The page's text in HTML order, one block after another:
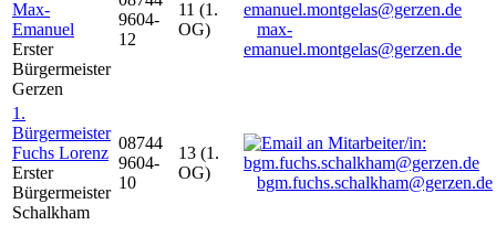
Max-
Emanuel
Erster
Bürgermeister
Gerzen
9604-
12
11 (1.
OG)
max-
emanuel.montgelas@gerzen.de
1.
Bürgermeister
Fuchs Lorenz
Erster
Bürgermeister
Schalkham
08744
9604-
10
13 (1.
OG)
bgm.fuchs.schalkham@gerzen.de